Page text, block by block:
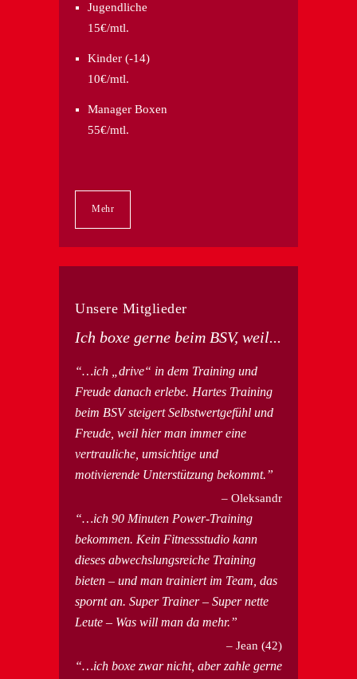
Jugendliche
15€/mtl.
Kinder (-14)
10€/mtl.
Manager Boxen
55€/mtl.
Mehr
Unsere Mitglieder
Ich boxe gerne beim BSV, weil...
…ich „drive“ in dem Training und
Freude danach erlebe. Hartes Training
beim BSV steigert Selbstwertgefühl und
Freude, weil hier man immer eine
vertrauliche, umsichtige und
motivierende Unterstützung bekommt.
Oleksandr
…ich 90 Minuten Power-Training
bekommen. Kein Fitnessstudio kann
dieses abwechslungsreiche Training
bieten – und man trainiert im Team, das
spornt an. Super Trainer – Super nette
Leute – Was will man da mehr.
Jean (42)
…ich boxe zwar nicht, aber zahle gerne